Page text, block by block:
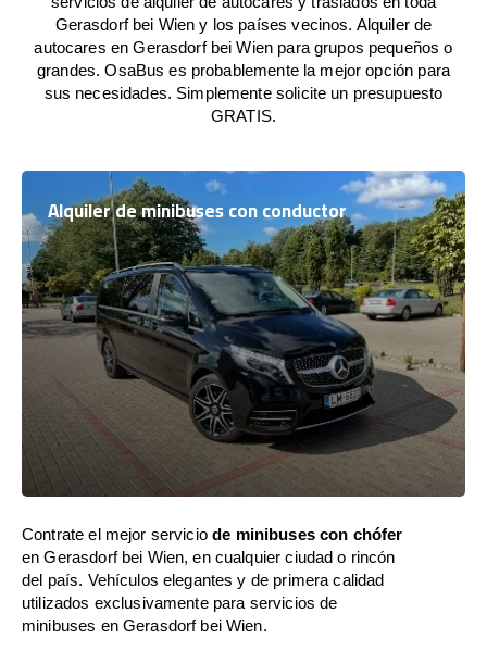
Gerasdorf bei Wien y los países vecinos. Alquiler de
autocares en Gerasdorf bei Wien para grupos pequeños o
grandes. OsaBus es probablemente la mejor opción para
sus necesidades. Simplemente solicite un presupuesto
GRATIS.
Alquiler de minibuses con conductor
Contrate el mejor serviciode minibuses con chófer
en Gerasdorf bei Wien, en cualquier ciudad o rincón
del país. Vehículos elegantes y de primera calidad
utilizados exclusivamente para servicios de
minibuses en Gerasdorf bei Wien.